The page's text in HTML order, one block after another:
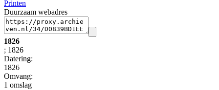
Printen
Duurzaam webadres
1826
; 1826
Datering:
1826
Omvang:
1 omslag